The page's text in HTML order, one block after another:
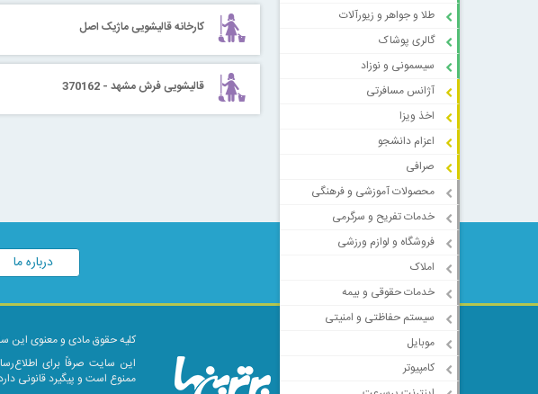
طلا و جواهر و زیورآلات
گالری پوشاک
سیسمونی و نوزاد
آژانس مسافرتی
اخذ ویزا
اعزام دانشجو
صرافی
محصولات آموزشی و فرهنگی
خدمات تفریح و سرگرمی
فروشگاه و لوازم ورزشی
املاک
خدمات حقوقی و بیمه
سیستم حفاظتی و امنیتی
موبایل
کامپیوتر
کارخانه قالیشویی ماژیک اصل
قالیشویی فرش مشهد - 370162
درباره ما
کلیه حقوق مادی و معنوی این
این سایت صرفاً برای
ممنوع است و پیگیرد قانونی